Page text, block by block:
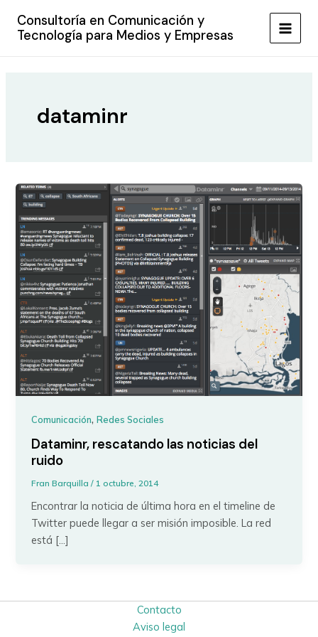
contenido
Consultoría en Comunicación y
Tecnología para Medios y Empresas
MAIN
dataminr
Comunicación,Redes Sociales
Dataminr, rescatando las noticias del
ruido
Fran Barquilla/ 1 octubre, 2014
Encontrar la noticia de última hora en el timeline de
Twitter puede llegar a ser misión imposible. La red
está […]
Contacto
Aviso legal